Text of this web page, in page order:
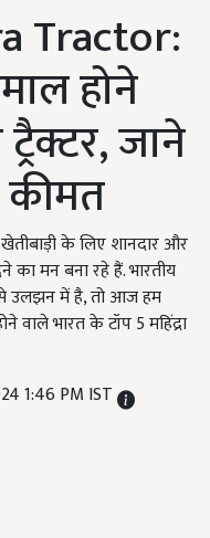
Tractor:
होने
जाने
के लिए शानदार और
का मन बना रहे हैं. भारतीय
से उलझन में है, तो आज हम
भारत के टॉप 5 महिंद्रा
1:46 PM IST